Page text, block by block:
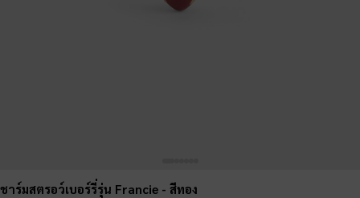
ชาร์มสตรอว์เบอร์รี่รุ่น Francie - สีทอง